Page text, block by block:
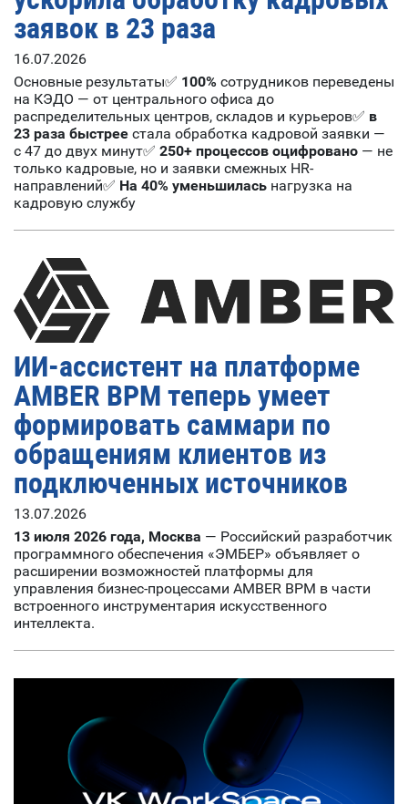
заявок в 23 раза
16.07.2026
Основные результаты✅ 100% сотрудников переведены
на КЭДО — от центрального офиса до
распределительных центров, складов и курьеров✅ в
23 раза быстрее стала обработка кадровой заявки —
с 47 до двух минут✅ 250+ процессов оцифровано — не
только кадровые, но и заявки смежных HR-
направлений✅ На 40% уменьшилась нагрузка на
кадровую службу
ИИ-ассистент на платформе
AMBER BPM теперь умеет
формировать саммари по
обращениям клиентов из
подключенных источников
13.07.2026
13 июля 2026 года, Москва — Российский разработчик
программного обеспечения «ЭМБЕР» объявляет о
расширении возможностей платформы для
управления бизнес-процессами AMBER BPM в части
встроенного инструментария искусственного
интеллекта.